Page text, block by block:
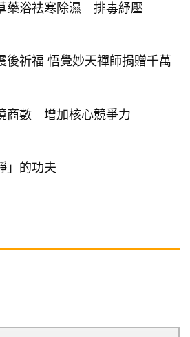
藥浴祛寒除濕 排毒紓壓
後祈福 悟覺妙天禪師捐贈千萬
商數 增加核心競爭力
」的功夫